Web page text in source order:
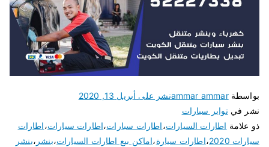
بواسطةammar ammarنشر على أبريل 13, 2020
نشر فيتواير سيارات
ذو علامة اطارات السيارات،اطارات سبارات،اطارات سيارات،اطارات
سيارات 2020
،اطارات سيارة،اماكن بيع اطارات السيارات،بنشر ،بنشر